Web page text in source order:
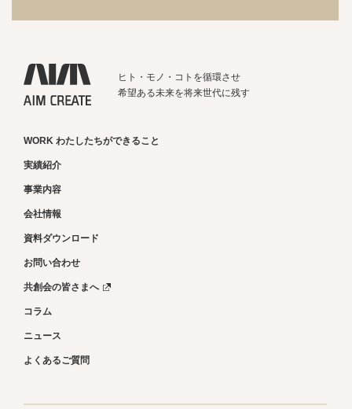
ヒト・モノ・コトを循環させ
希望ある未来を将来世代に残す
WORK わたしたちができること
実績紹介
事業内容
会社情報
資料ダウンロード
お問い合わせ
共創会の皆さまへ
コラム
ニュース
よくあるご質問